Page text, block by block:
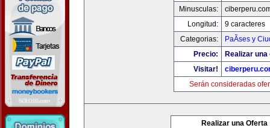
Minusculas:
Longitud:
9 caracteres
Categorias:
PaÃ­ses y
Precio:
Realizar
Visitar!
Serán consideradas
Realizar una Oferta